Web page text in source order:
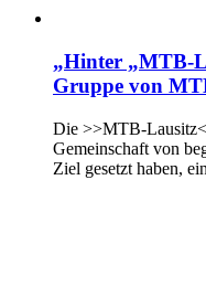
„Hinter „MTB-
Gruppe von
Die >>MTB-
Gemeinschaft von
Ziel gesetzt haben,